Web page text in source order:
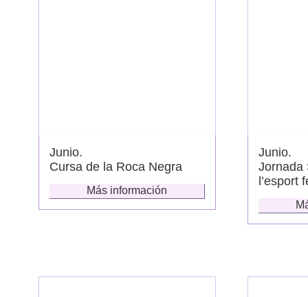
Junio.
Cursa de la Roca Negra
Más información
Junio.
Jornada
l’esport